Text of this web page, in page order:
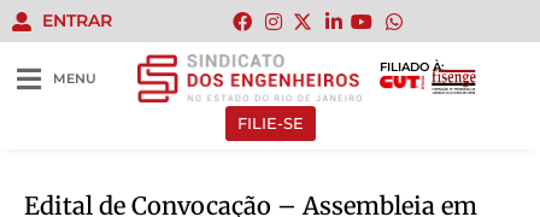
ENTRAR
MENU
FILIADO À:
FILIE-SE
Edital de Convocação – Assembleia em